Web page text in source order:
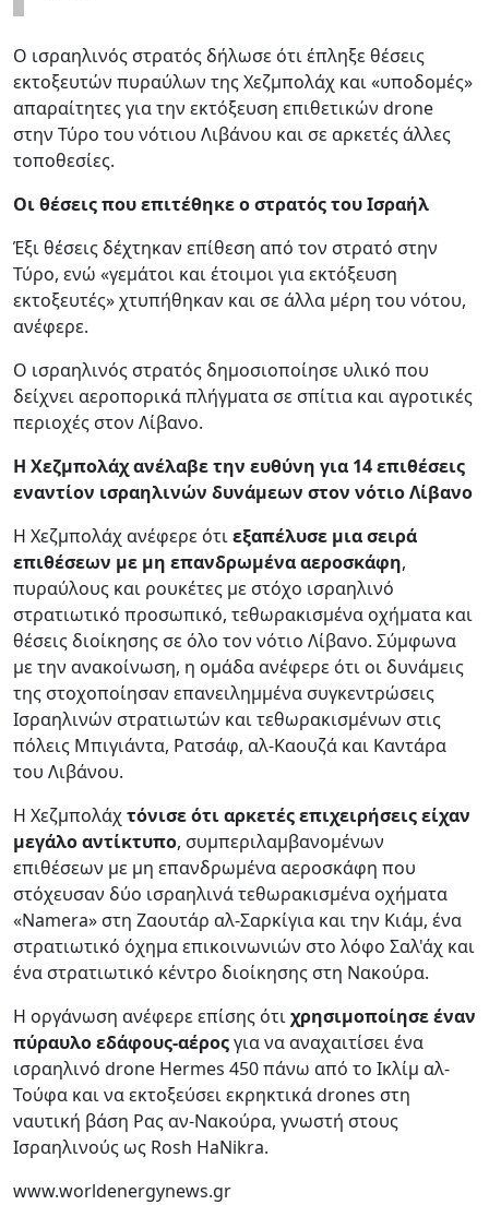
Ο ισραηλινός στρατός δήλωσε ότι έπληξε θέσεις
εκτοξευτών πυραύλων της Χεζμπολάχ και «υποδομές»
απαραίτητες για την εκτόξευση επιθετικών drone
στην Τύρο του νότιου Λιβάνου και σε αρκετές άλλες
τοποθεσίες.
Οι θέσεις που επιτέθηκε ο στρατός του Ισραήλ
Έξι θέσεις δέχτηκαν επίθεση από τον στρατό στην
Τύρο, ενώ «γεμάτοι και έτοιμοι για εκτόξευση
εκτοξευτές» χτυπήθηκαν και σε άλλα μέρη του νότου,
ανέφερε.
O ισραηλινός στρατός δημοσιοποίησε υλικό που
δείχνει αεροπορικά πλήγματα σε σπίτια και αγροτικές
περιοχές στον Λίβανο.
Η Χεζμπολάχ ανέλαβε την ευθύνη για 14 επιθέσεις
εναντίον ισραηλινών δυνάμεων στον νότιο Λίβανο
Η Χεζμπολάχ ανέφερε ότιεξαπέλυσε μια σειρά
επιθέσεων με μη επανδρωμένα αεροσκάφη,
πυραύλους και ρουκέτες με στόχο ισραηλινό
στρατιωτικό προσωπικό, τεθωρακισμένα οχήματα και
θέσεις διοίκησης σε όλο τον νότιο Λίβανο. Σύμφωνα
με την ανακοίνωση, η ομάδα ανέφερε ότι οι δυνάμεις
της στοχοποίησαν επανειλημμένα συγκεντρώσεις
Ισραηλινών στρατιωτών και τεθωρακισμένων στις
πόλεις Μπιγιάντα, Ρατσάφ, αλ-Καουζά και Καντάρα
του Λιβάνου.
Η Χεζμπολάχτόνισε ότι αρκετές επιχειρήσεις είχαν
μεγάλο αντίκτυπο, συμπεριλαμβανομένων
επιθέσεων με μη επανδρωμένα αεροσκάφη που
στόχευσαν δύο ισραηλινά τεθωρακισμένα οχήματα
«Namera» στη Ζαουτάρ αλ-Σαρκίγια και την Κιάμ, ένα
στρατιωτικό όχημα επικοινωνιών στο λόφο Σαλ'άχ και
ένα στρατιωτικό κέντρο διοίκησης στη Νακούρα.
Η οργάνωση ανέφερε επίσης ότιχρησιμοποίησε έναν
πύραυλο εδάφους-αέροςγια να αναχαιτίσει ένα
ισραηλινό drone Hermes 450 πάνω από το Ικλίμ αλ-
Τούφα και να εκτοξεύσει εκρηκτικά drones στη
ναυτική βάση Ρας αν-Νακούρα, γνωστή στους
Ισραηλινούς ως Rosh HaNikra.
www.worldenergynews.gr